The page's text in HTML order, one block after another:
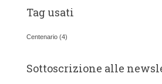
g
e
Tag usati
Centenario (4)
Sottoscrizione alle